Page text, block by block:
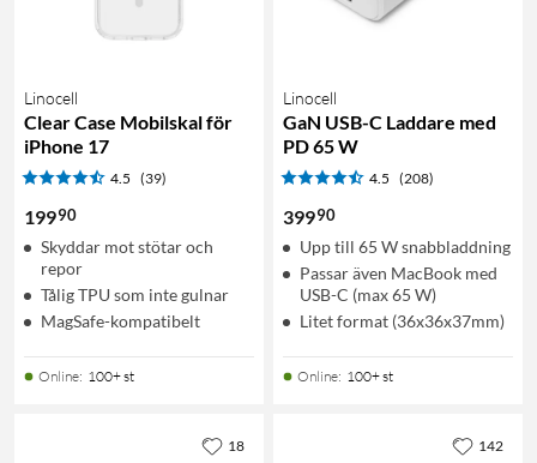
Linocell
Clear Case Mobilskal för
iPhone 17
4.5 (39)
19990
Skyddar mot stötar och
repor
Tålig TPU som inte gulnar
MagSafe-kompatibelt
Online: 100+ st
Linocell
GaN USB-C Laddare med
PD 65 W
4.5 (208)
39990
Upp till 65 W snabbladdning
Passar även MacBook med
USB-C (max 65 W)
Litet format (36x36x37mm)
Online: 100+ st
18 142